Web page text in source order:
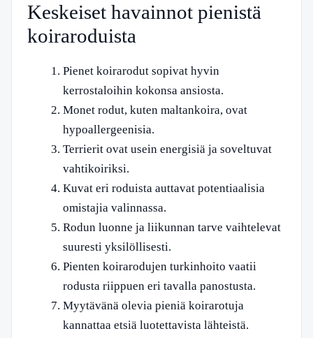
Keskeiset havainnot pienistä
koiraroduista
Pienet koirarodut sopivat hyvin
kerrostaloihin kokonsa ansiosta.
Monet rodut, kuten maltankoira, ovat
hypoallergeenisia.
Terrierit ovat usein energisiä ja soveltuvat
vahtikoiriksi.
Kuvat eri roduista auttavat potentiaalisia
omistajia valinnassa.
Rodun luonne ja liikunnan tarve vaihtelevat
suuresti yksilöllisesti.
Pienten koirarodujen turkinhoito vaatii
rodusta riippuen eri tavalla panostusta.
Myytävänä olevia pieniä koirarotuja
kannattaa etsiä luotettavista lähteistä.